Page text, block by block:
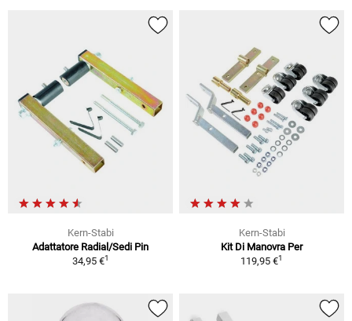
Kern-Stabi
Adattatore Radial/Sedi Pin
34,95 €1
Kern-Stabi
Kit Di Manovra Per
119,95 €1